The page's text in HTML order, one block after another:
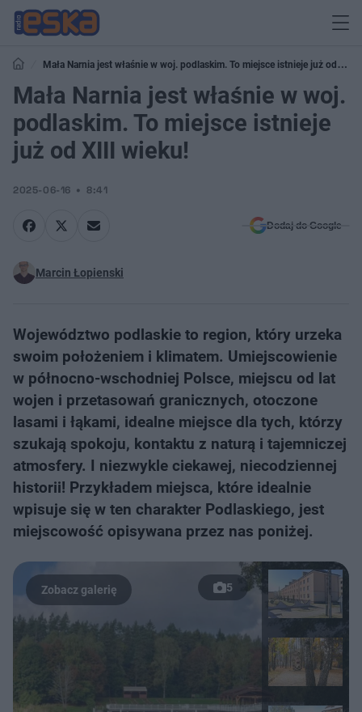
Mała Narnia jest właśnie w woj. podlaskim. To miejsce istnieje już od XIII
wieku!
Mała Narnia jest właśnie w woj.
podlaskim. To miejsce istnieje
już od XIII wieku!
2025-06-16 8:41
Dodaj do Google
Marcin Łopienski
Województwo podlaskie to region, który urzeka
swoim położeniem i klimatem. Umiejscowienie
w północno-wschodniej Polsce, miejscu od lat
wojen i przetasowań granicznych, otoczone
lasami i łąkami, idealne miejsce dla tych, którzy
szukają spokoju, kontaktu z naturą i tajemniczej
atmosfery. I niezwykle ciekawej, niecodziennej
historii! Przykładem miejsca, które idealnie
wpisuje się w ten charakter Podlaskiego, jest
miejscowość opisywana przez nas poniżej.
5